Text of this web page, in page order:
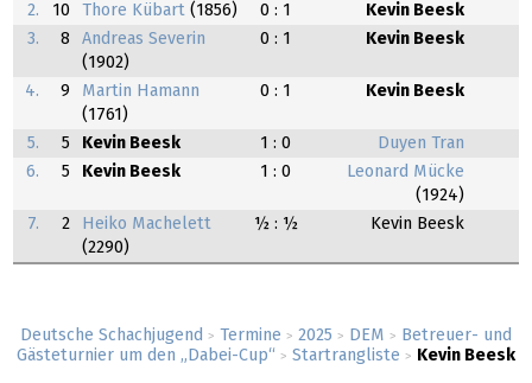
Deutsche Schachjugend > Termine > 2025 > DEM >
Betreuer- und
Gästeturnier um den „Dabei-Cup“ > Startrangliste > Kevin Beesk
2.
10 Thore Kübart (1856) 0 : 1
Kevin Beesk
3.
8
Andreas Severin
(1902)
0 : 1 Kevin Beesk
4. 9
Martin Hamann
(1761)
0 : 1 Kevin Beesk
5. 5 Kevin Beesk 1 : 0
Duyen Tran
6.
5 Kevin Beesk 1 : 0
Leonard Mücke
(1924)
7.
2
Heiko Machelett
(2290)
½ : ½ Kevin Beesk